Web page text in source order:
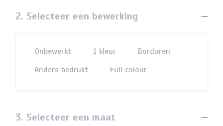
2. Selecteer een bewerking
Onbewerkt 1
Borduren
Anders bedrukt
Full colour
3. Selecteer een maat